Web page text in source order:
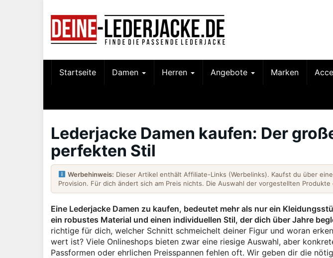
Startseite Damen Herren Angebote Marken
Lederjacke Damen kaufen: Der
perfekten Stil
Werbehinweis: Dieser Artikel enthält Affiliate-Links (Werbelinks). Kaufst du über
Provision. Für dich ändert sich am Preis nichts. Die Auswahl der vorgestellten
Eine Lederjacke Damen zu kaufen, bedeutet mehr als nur ein
ein robustes Material und einen individuellen Stil, der dich über Jahre
richtige für dich, welcher Schnitt schmeichelt deiner Figur und woran
wert ist? Viele Onlineshops bieten zwar eine riesige Auswahl, aber
Passformen oder ehrlichen Preisspannen fehlen oft. Wir geben dir die